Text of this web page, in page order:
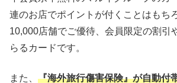
連のお店でポイントが付くことはもち
10,000店舗でご優待、会員限定の割引
らるカードです。
また、 『海外旅行傷害保険』が自動付